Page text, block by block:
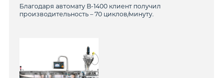
Благодаря автомату B-1400 клиент получил
производительность – 70 циклов/минуту.